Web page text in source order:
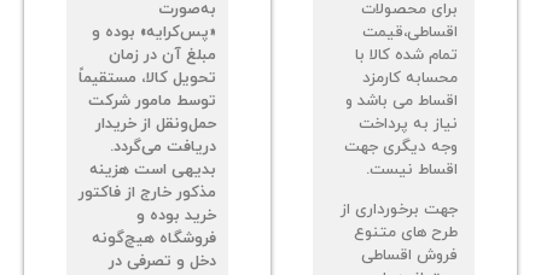
شده کالا با
می باشد و
به پرداخت
دیگری جهت
برخورداری از
های متنوع
«پس‌کرایه» بوده و
مبلغ آن در زمان
تحویل کالا، مستقیماً
توسط مامور شرکت
حمل‌ونقل از خریدار
دریافت می‌گردد.
بدیهی است هزینه
مذکور خارج از فاکتور
فروشگاه هیچ‌گونه
دخل و تصرفی در